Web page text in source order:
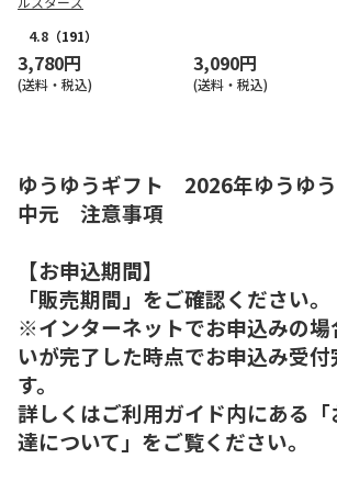
4.8 （191）
3,780円
(送料・税込)
3,090円
(送料・税込)
ゆうゆうギフト 2026年ゆうゆ
中元 注意事項
【お申込期間】
「販売期間」をご確認ください。
※インターネットでお申込みの場
いが完了した時点でお申込み受付
す。
詳しくはご利用ガイド内にある
達について」をご覧ください。